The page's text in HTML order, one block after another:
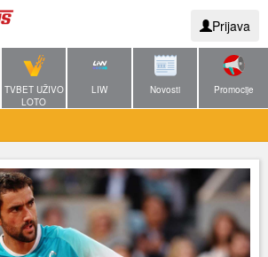
Prijava
TVBET UŽIVO
LOTO
LIW Novosti Promocije